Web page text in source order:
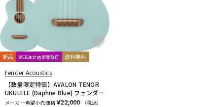
新品 WEB注文店頭受取可 送料無料
Fender Acoustics
【数量限定特価】AVALON TENOR
UKULELE (Daphne Blue) フェンダー
メーカー希望小売価格 ¥22,000
（税込）